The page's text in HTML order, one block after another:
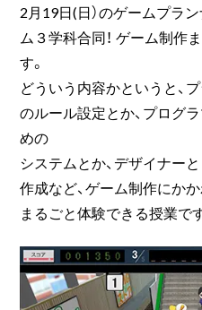
2月19日(日）のゲームプラ
ム３学科合同！ ゲーム制作
す。
どういう内容かというと、
のルール設定とか、プログ
めの
システムとか、デザイナー
作成など、ゲーム制作にかか
まるごと体験できる授業で